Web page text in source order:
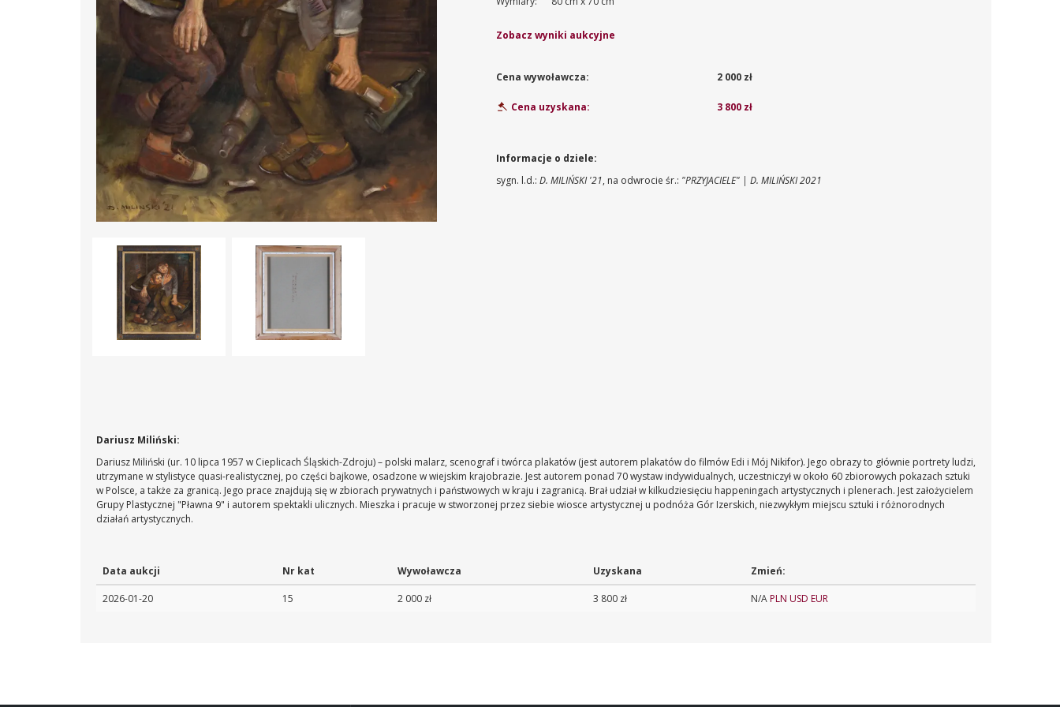
Zobacz wyniki aukcyjne
Cena wywoławcza: 2 000 zł
Cena uzyskana: 3 800 zł
Informacje o dziele:
sygn. l.d.:D. MILIŃSKI '21, na odwrocie śr.: "PRZYJACIELE" | D. MILIŃSKI 2021
Dariusz Miliński:
Dariusz Miliński (ur. 10 lipca 1957 w Cieplicach Śląskich-Zdroju) – polski malarz, scenograf i twórca plakatów (jest autorem plakatów do filmów Edi i Mój Nikifor). Jego obrazy to głównie portrety ludzi,
utrzymane w stylistyce quasi-realistycznej, po części bajkowe, osadzone w wiejskim krajobrazie. Jest autorem ponad 70 wystaw indywidualnych, uczestniczył w około 60 zbiorowych pokazach sztuki
w Polsce, a także za granicą. Jego prace znajdują się w zbiorach prywatnych i państwowych w kraju i zagranicą. Brał udział w kilkudziesięciu happeningach artystycznych i plenerach. Jest założycielem
Grupy Plastycznej "Pławna 9" i autorem spektakli ulicznych. Mieszka i pracuje w stworzonej przez siebie wiosce artystycznej u podnóża Gór Izerskich, niezwykłym miejscu sztuki i różnorodnych
działań artystycznych.
Data aukcji Nr kat Wywoławcza Uzyskana Zmień:
2026-01-20 15 2 000 zł 3 800 zł N/APLN USD EUR